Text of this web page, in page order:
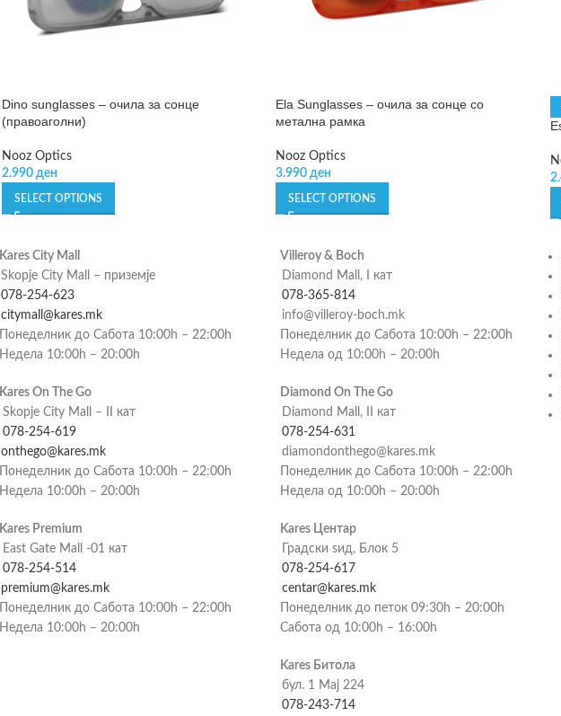
Dino sunglasses – очила за сонце
(правоаголни)
Nooz Optics
2.990 ден
SELECT OPTIONS
Ela Sunglasses – очила за сонце со
метална рамка
Nooz Optics
3.990 ден
SELECT OPTIONS
Kares City Mall
Skopje City Mall – приземје
078-254-623
citymall@kares.mk
Понеделник до Сабота 10:00h – 22:00h
Недела 10:00h – 20:00h
Kares On The Go
Skopje City Mall – II кат
078-254-619
onthego@kares.mk
Понеделник до Сабота 10:00h – 22:00h
Недела 10:00h – 20:00h
Kares Premium
East Gate Mall -01 кат
078-254-514
premium@kares.mk
Понеделник до Сабота 10:00h – 22:00h
Недела 10:00h – 20:00h
Villeroy & Boch
Diamond Mall, I кат
078-365-814
info@villeroy-boch.mk
Понеделник до Сабота 10:00h – 22:00h
Недела од 10:00h – 20:00h
Diamond On The Go
Diamond Mall, II кат
078-254-631
diamondonthego@kares.mk
Понеделник до Сабота 10:00h – 22:00h
Недела од 10:00h – 20:00h
Kares Центар
Градски ѕид, Блок 5
078-254-617
centar@kares.mk
Понеделник до петок 09:30h – 20:00h
Сабота од 10:00h – 16:00h
Kares Битола
бул. 1 Мај 224
078-243-714